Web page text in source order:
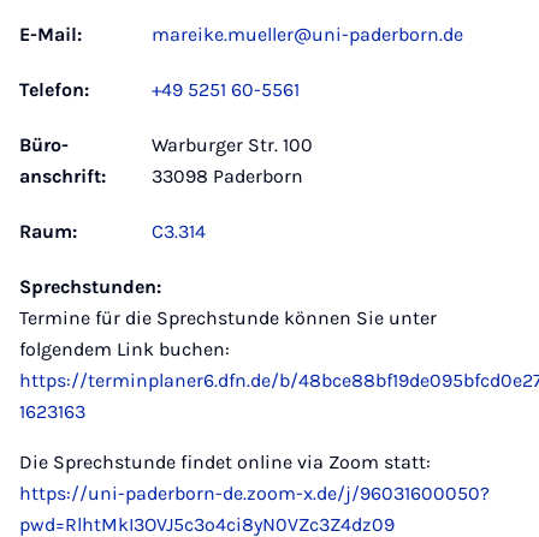
E-Mail: mareike.mueller@uni-paderborn.de
Telefon: +49 5251 60-5561
Büro­
anschrift:
Warburger Str. 100
33098 Paderborn
Raum: C3.314
Sprechstunden:
Termine für die Sprechstunde können Sie unter
folgendem Link buchen:
https://terminplaner6.dfn.de/b/
1623163
Die Sprechstunde findet online via Zoom statt:
https://uni-paderborn-de.zoom-x.de/j/96031600050?
pwd=RlhtMkI3OVJ5c3o4ci8yN0VZc3Z4dz09